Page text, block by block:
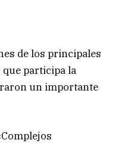
de los principales
participa la
un importante